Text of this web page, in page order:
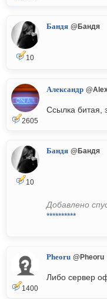
10
Бандя @Бандя
2605
Александр
Ссылка битая,
10
Бандя @Бандя
Добавлено
**********
1400
Pheoru @Pheoru
Либо сервер